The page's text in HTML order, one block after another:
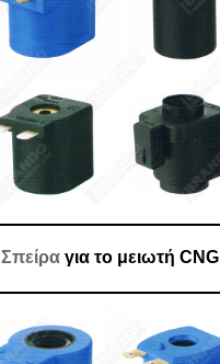
Σπείρα για το μειωτή CNG